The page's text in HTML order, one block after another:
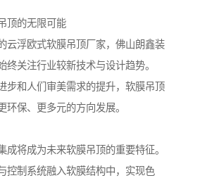
顶的无限可能
云浮欧式软膜吊顶厂家，佛山朗鑫装
终关注行业较新技术与设计趋势。
步和人们审美需求的提升，软膜吊顶
环保、更多元的方向发展。
成将成为未来软膜吊顶的重要特征。
控制系统融入软膜结构中，实现色